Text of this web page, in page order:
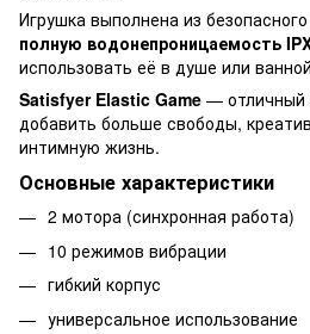
Игрушка выполнена из
полную водонепроницаемость
использовать её в душе или
Satisfyer Elastic Game — отличный
добавить больше свободы,
интимную жизнь.
Основные характеристики
2 мотора (синхронная работа)
10 режимов вибрации
гибкий корпус
универсальное использование